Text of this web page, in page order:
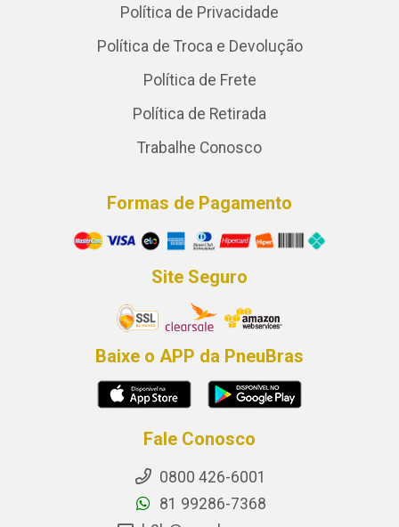
Política de Privacidade
Política de Troca e Devolução
Política de Frete
Política de Retirada
Trabalhe Conosco
Formas de Pagamento
Site Seguro
Baixe o APP da PneuBras
Fale Conosco
0800 426-6001
81 99286-7368